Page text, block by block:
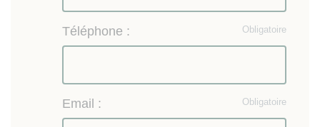
Obligatoire
Téléphone :
Obligatoire
Email :